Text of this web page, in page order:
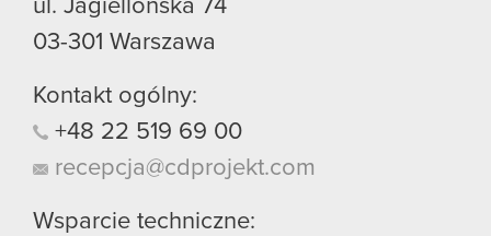
ul. Jagiellońska 74
03-301 Warszawa
Kontakt ogólny:
+48 22 519 69 00
recepcja@cdprojekt.com
Wsparcie techniczne: